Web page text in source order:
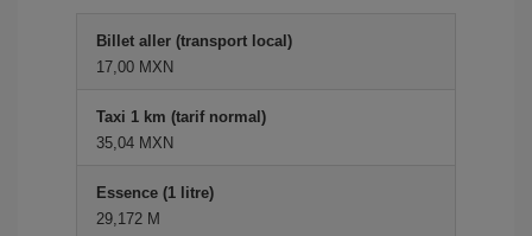
Billet aller (transport local)
17,00 MXN
Taxi 1 km (tarif normal)
35,04 MXN
Essence (1 litre)
29,172 M